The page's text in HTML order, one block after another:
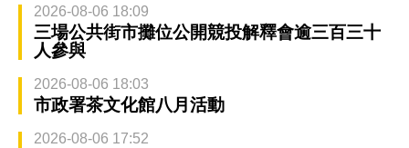
2026-08-06 18:09
三場公共街市攤位公開競投解釋會逾三百三十
人參與
2026-08-06 18:03
市政署茶文化館八月活動
2026-08-06 17:52